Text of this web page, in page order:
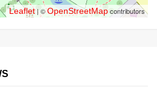
Leaflet| ©OpenStreetMapcontributors